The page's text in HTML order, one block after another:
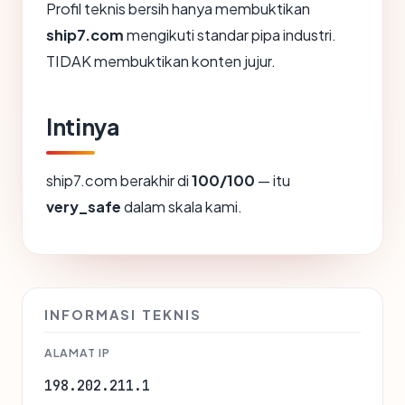
Profil teknis bersih hanya membuktikan
ship7.commengikuti standar pipa industri.
TIDAK membuktikan konten jujur.
Intinya
ship7.com berakhir di100/100 — itu
very_safedalam skala kami.
INFORMASI TEKNIS
ALAMAT IP
198.202.211.1